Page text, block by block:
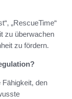
„RescueTime“
zu überwachen
zu fördern.
Fähigkeit, den